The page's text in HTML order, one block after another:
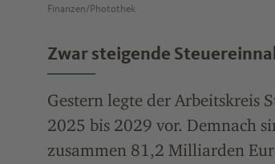
Finanzen/Photothek
Zwar steigende
Gestern legte der Arbeitskreis
2025 bis 2029 vor. Demnach
zusammen 81,2 Milliarden